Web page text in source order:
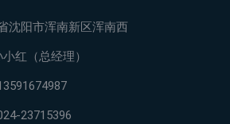
沈阳市浑南新区浑南西
红（总经理）
23715396